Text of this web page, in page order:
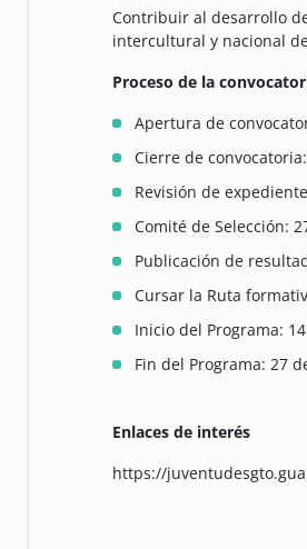
Contribuir al desarrollo
intercultural y nacional
Proceso de la
Apertura de
Cierre de
Revisión de
Comité de Selección:
Publicación de
Cursar la Ruta
Inicio del Programa:
Fin del Programa: 27
Enlaces de interés
https://